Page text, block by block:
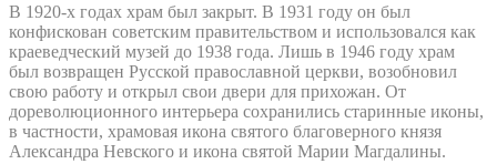
В 1920-х годах храм был закрыт. В 1931 году он был
конфискован советским правительством и использовался как
краеведческий музей до 1938 года. Лишь в 1946 году храм
был возвращен Русской православной церкви, возобновил
свою работу и открыл свои двери для прихожан. От
дореволюционного интерьера сохранились старинные иконы,
в частности, храмовая икона святого благоверного князя
Александра Невского и икона святой Марии Магдалины.